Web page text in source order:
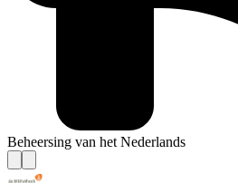
Beheersing van het Nederlands